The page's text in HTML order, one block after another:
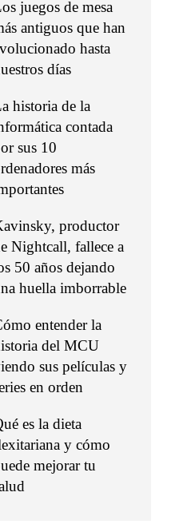
juegos de mesa
antiguos que han
hasta
días
historia de la
contada
sus 10
más
productor
Nightcall, fallece a
50 años dejando
huella imborrable
entender la
del MCU
sus películas y
en orden
es la dieta
y cómo
mejorar tu